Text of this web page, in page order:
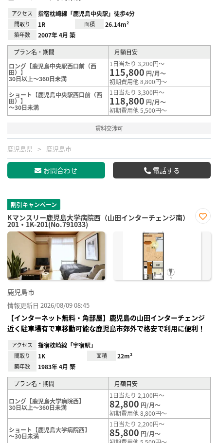
アクセス 指宿枕崎線「鹿児島中央駅」徒歩4分
間取り 1R 面積 26.14m²
築年数 2007年 4月 築
プラン名・期間
月額目安
ロング【鹿児島中央駅西口前（西
田）】
30日以上～360日未満
1日当たり 3,200円～
115,800 円/月～
初期費用他 8,800円～
ショート【鹿児島中央駅西口前（西
田）】
～30日未満
1日当たり 3,300円～
118,800 円/月～
初期費用他 5,500円～
賃料交渉可
鹿児島県 鹿児島市
お問合わせ 電話する
割引キャンペーン
Kマンスリー鹿児島大学病院西（山田インターチェンジ南）
201・1K-201(No.791033)
に入
鹿児島市
情報更新日 2026/08/09 08:45
【インターネット無料・角部屋】鹿児島の山田インターチェンジ
近く駐車場有で車移動可能な鹿児島市郊外で格安で利用に便利！
アクセス 指宿枕崎線「宇宿駅」
間取り 1K 面積 22m²
築年数 1983年 4月 築
プラン名・期間 月額目安
ロング【鹿児島大学病院西】
30日以上～360日未満
1日当たり 2,100円～
82,800 円/月～
初期費用他 8,800円～
ショート【鹿児島大学病院西】
～30日未満
1日当たり 2,200円～
85,800 円/月～